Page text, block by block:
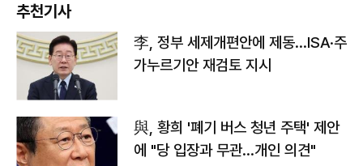
추천기사
李, 정부 세제개편안에 제동…ISA·주
가누르기안 재검토 지시
與, 황희 '폐기 버스 청년 주택' 제안
에 "당 입장과 무관…개인 의견"